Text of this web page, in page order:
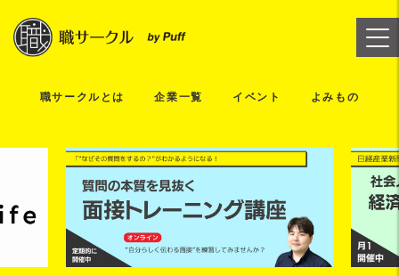
職サークルとは 企業一覧 イベント よみもの